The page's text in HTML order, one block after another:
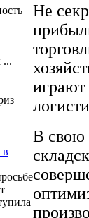
...
Не
играют
В свою